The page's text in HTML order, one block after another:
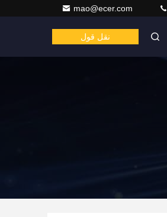
mao@ecer.com
نقل قول